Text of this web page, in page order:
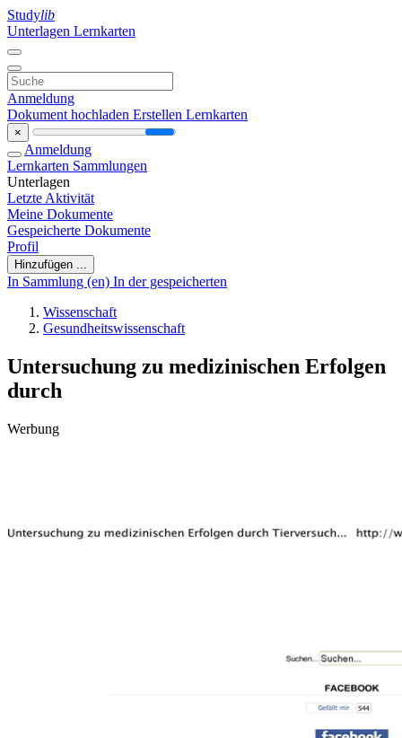
Studylib
Unterlagen Lernkarten
Anmeldung
Dokument hochladen Erstellen Lernkarten
×
Anmeldung
Lernkarten Sammlungen
Unterlagen
Letzte Aktivität
Meine Dokumente
Gespeicherte Dokumente
Profil
Hinzufügen ...
In Sammlung (en) In der gespeicherten
Wissenschaft
Gesundheitswissenschaft
Untersuchung zu medizinischen Erfolgen
durch
Werbung